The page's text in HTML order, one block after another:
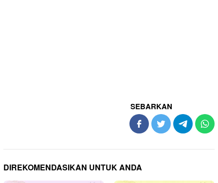
SEBARKAN
DIREKOMENDASIKAN UNTUK ANDA